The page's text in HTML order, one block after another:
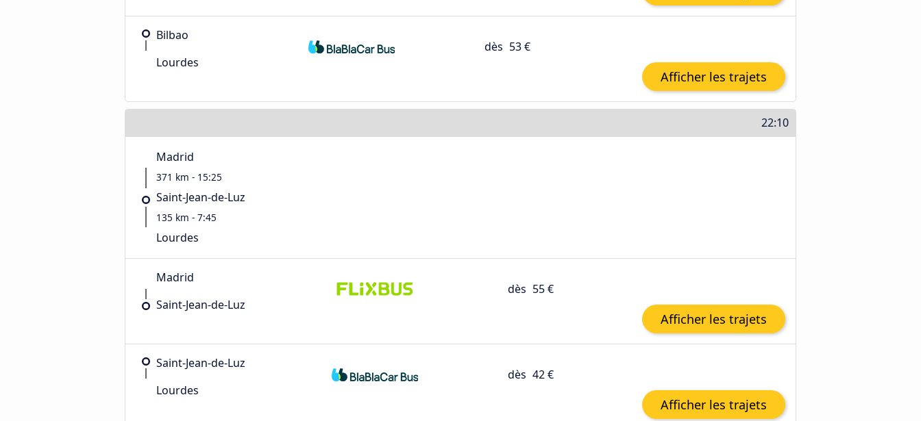
Bilbao
Lourdes
dès 53 €
Afficher les trajets
22:10
Madrid
371 km - 15:25
Saint-Jean-de-Luz
135 km - 7:45
Lourdes
Madrid
Saint-Jean-de-Luz
dès 55 €
Afficher les trajets
Saint-Jean-de-Luz
Lourdes
dès 42 €
Afficher les trajets